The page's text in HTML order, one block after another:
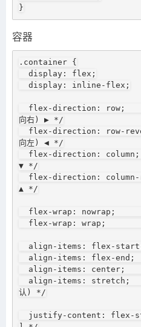
}
容器
.container {
向右) ▶ */
向左) ◀ */
▼ */
▲ */
认) */